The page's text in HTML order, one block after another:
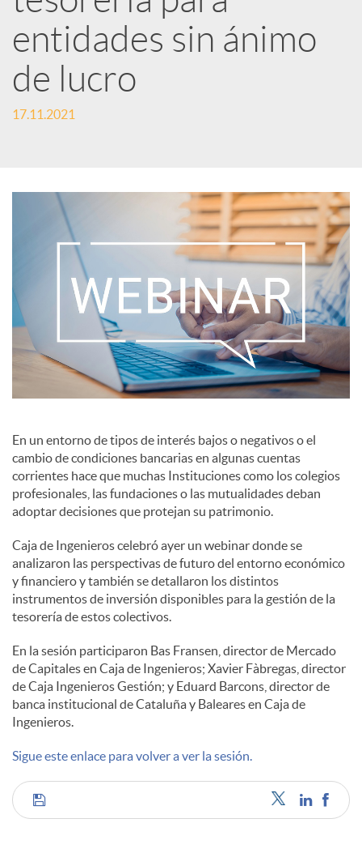
c
a
o
d
e
c
o
n
t
e
n
i
d
o
entidades sin ánimo
de lucro
17.11.2021
En un entorno de tipos de interés bajos o negativos o el
cambio de condiciones bancarias en algunas cuentas
corrientes hace que muchas Instituciones como los colegios
profesionales, las fundaciones o las mutualidades deban
adoptar decisiones que protejan su patrimonio.
Caja de Ingenieros celebró ayer un webinar donde se
analizaron las perspectivas de futuro del entorno económico
y financiero y también se detallaron los distintos
instrumentos de inversión disponibles para la gestión de la
tesorería de estos colectivos.
En la sesión participaron Bas Fransen, director de Mercado
de Capitales en Caja de Ingenieros; Xavier Fàbregas, director
de Caja Ingenieros Gestión; y Eduard Barcons, director de
banca institucional de Cataluña y Baleares en Caja de
Ingenieros.
Sigue este enlace para volver a ver la sesión.
C